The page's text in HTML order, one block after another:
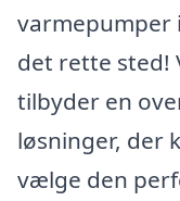
varmepumper
det rette sted!
tilbyder en
løsninger, der
vælge den